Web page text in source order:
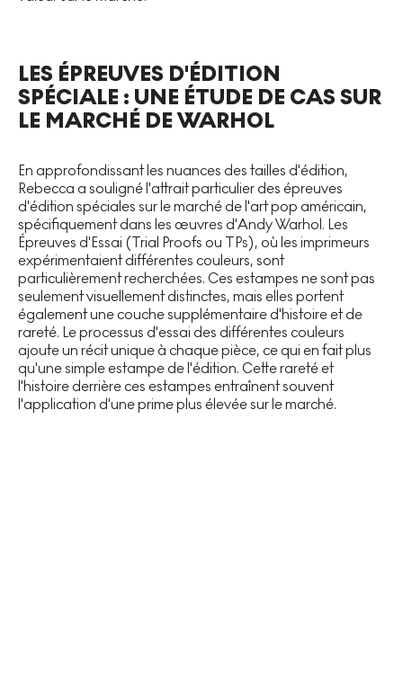
LES ÉPREUVES D'ÉDITION
SPÉCIALE : UNE ÉTUDE DE CAS SUR
LE MARCHÉ DE WARHOL
En approfondissant les nuances des tailles d'édition,
Rebecca a souligné l'attrait particulier des épreuves
d'édition spéciales sur le marché de l'art pop américain,
spécifiquement dans les œuvres d'Andy Warhol. Les
Épreuves d'Essai (Trial Proofs ou TPs), où les imprimeurs
expérimentaient différentes couleurs, sont
particulièrement recherchées. Ces estampes ne sont pas
seulement visuellement distinctes, mais elles portent
également une couche supplémentaire d'histoire et de
rareté. Le processus d'essai des différentes couleurs
ajoute un récit unique à chaque pièce, ce qui en fait plus
qu'une simple estampe de l'édition. Cette rareté et
l'histoire derrière ces estampes entraînent souvent
l'application d'une prime plus élevée sur le marché.